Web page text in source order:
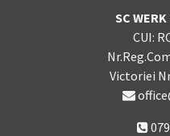
SC
CUI:
Victoriei